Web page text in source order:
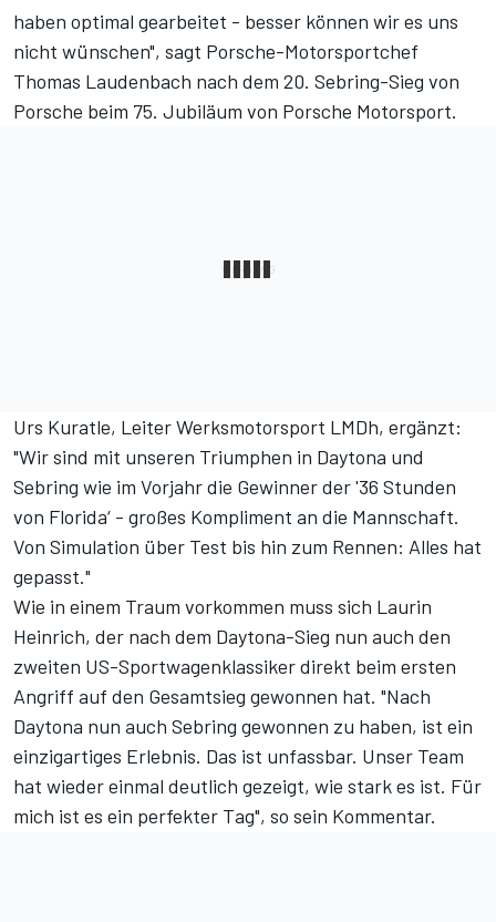
haben optimal gearbeitet - besser können wir es uns
nicht wünschen", sagt Porsche-Motorsportchef
Thomas Laudenbach nach dem 20. Sebring-Sieg von
Porsche beim 75. Jubiläum von Porsche Motorsport.
Urs Kuratle, Leiter Werksmotorsport LMDh, ergänzt:
"Wir sind mit unseren Triumphen in Daytona und
Sebring wie im Vorjahr die Gewinner der '36 Stunden
von Florida‘ - großes Kompliment an die Mannschaft.
Von Simulation über Test bis hin zum Rennen: Alles hat
gepasst."
Wie in einem Traum vorkommen muss sich Laurin
Heinrich, der nach dem Daytona-Sieg nun auch den
zweiten US-Sportwagenklassiker direkt beim ersten
Angriff auf den Gesamtsieg gewonnen hat. "Nach
Daytona nun auch Sebring gewonnen zu haben, ist ein
einzigartiges Erlebnis. Das ist unfassbar. Unser Team
hat wieder einmal deutlich gezeigt, wie stark es ist. Für
mich ist es ein perfekter Tag", so sein Kommentar.